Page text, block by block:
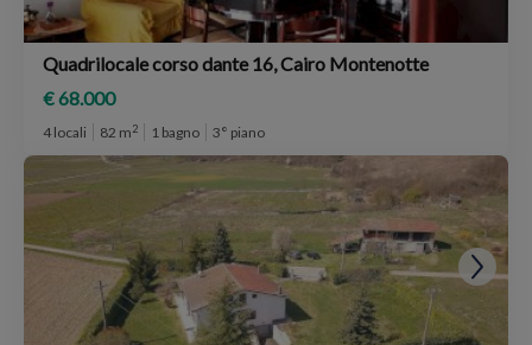
Quadrilocale corso dante 16, Cairo Montenotte
€ 68.000
4 locali 82 m2 1 bagno 3° piano